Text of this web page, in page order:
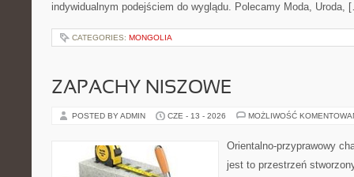
indywidualnym podejściem do wyglądu. Polecamy Moda, Uroda,
CATEGORIES: MONGOLIA
ZAPACHY NISZOWE
POSTED BY ADMIN CZE - 13 - 2026 MOŻLIWOŚĆ
Orientalno-przyprawowy
jest to przestrzeń